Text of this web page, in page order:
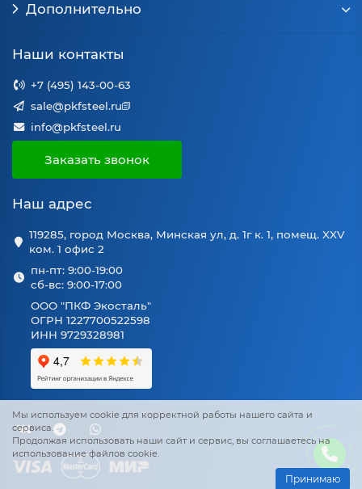
Мы используем cookie для корректной работы нашего сайта и
сервиса.
Продолжая использовать наши сайт и сервис, вы соглашаетесь на
использование файлов cookie.
Принимаю
Дополнительно
Наши контакты
+7 (495) 143-00-63
sale@pkfsteel.ru
info@pkfsteel.ru
Заказать звонок
Наш адрес
119285, город Москва, Минская ул, д. 1г к. 1, помещ. XXV
ком. 1 офис 2
пн-пт: 9:00-19:00
сб-вс: 9:00-17:00
ООО "ПКФ Экосталь"
ОГРН 1227700522598
ИНН 9729328981